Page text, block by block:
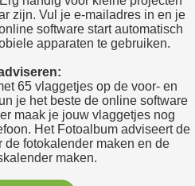
zijn. Vul je e-mailadres in en je
software start automatisch
apparaten te gebruiken.
65 vlaggetjes op de voor- en
je het beste de online software
maak je jouw vlaggetjes nog
Het Fotoalbum adviseert de
fotokalender maken en de
maken.